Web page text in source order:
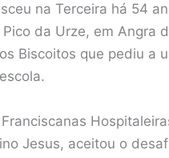
na Terceira há 54
da Urze, em Angra
Biscoitos que pediu a
Jesus, aceitou o